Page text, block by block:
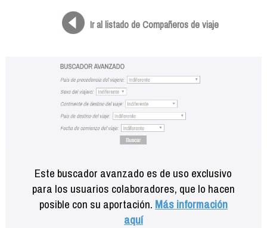
Ir al listado de Compañeros de viaje
Este buscador avanzado es de uso exclusivo
para los usuarios colaboradores, que lo hacen
posible con su aportación. Más información
aquí